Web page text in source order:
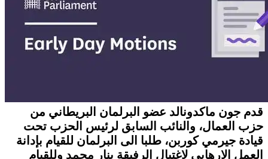
قدم جون ماكدونالد عضو البرلمان البريطاني من
حزب العمال، والنائب السابق لرئيس الحزب تحت
قيادة جيرمي كوربن، طلبا الى البرلمان للقيام بإدانة
العمل الإرهابي لاغتيال الرفيقة ينار محمد وللقيام